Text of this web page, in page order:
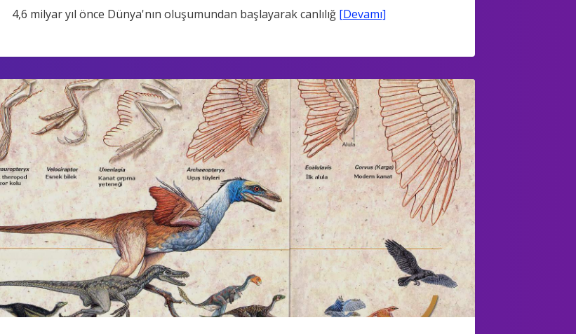
4,6 milyar yıl önce Dünya'nın oluşumundan başlayarak canlılığ [Devamı]